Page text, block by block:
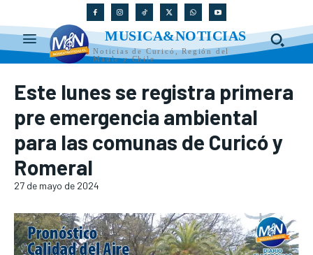
MUSICA&NOTICIAS
Noticias de Curicó, Región del
Maule y Chile
Este lunes se registra primera
pre emergencia ambiental
para las comunas de Curicó y
Romeral
27 de mayo de 2024